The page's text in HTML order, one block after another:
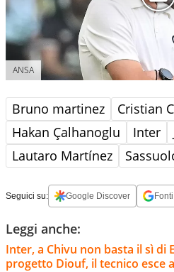
ANSA
Bruno martinez
Cristian
Hakan Çalhanoglu
Inter
Lautaro Martínez
Seguici su: Google Discover
Leggi anche:
Inter, a Chivu non basta il sì di
progetto Diouf, il tecnico esce